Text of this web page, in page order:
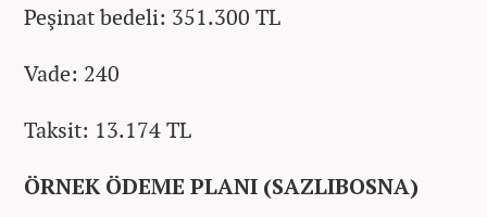
Peşinat bedeli: 351.300 TL
Vade: 240
Taksit: 13.174 TL
ÖRNEK ÖDEME PLANI (SAZLIBOSNA)